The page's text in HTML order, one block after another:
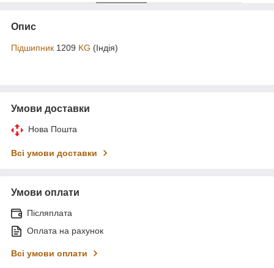
Опис
Підшипник 1209 KG (Індія)
Умови доставки
Нова Пошта
Всі умови доставки
Умови оплати
Післяплата
Оплата на рахунок
Всі умови оплати